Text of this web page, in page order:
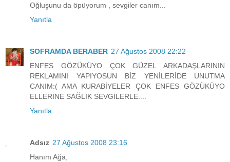
Oğluşunu da öpüyorum , sevgiler canım...
Yanıtla
SOFRAMDA BERABER 27 Ağustos 2008 22:22
ENFES GÖZÜKÜYO ÇOK GÜZEL ARKADAŞLARININ
REKLAMINI YAPIYOSUN BİZ YENİLERİDE UNUTMA
CANIM:( AMA KURABİYELER ÇOK ENFES GÖZÜKÜYO
ELLERİNE SAĞLIK SEVGİLERLE....
Yanıtla
Adsız 27 Ağustos 2008 23:16
Hanım Ağa,